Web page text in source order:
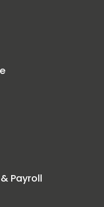
Payroll